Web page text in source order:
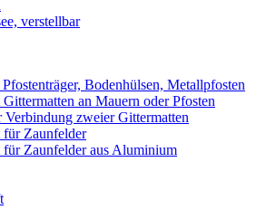
verstellbar
Bodenhülsen, Metallpfosten
an Mauern oder Pfosten
zweier Gittermatten
für Zaunfelder
für Zaunfelder aus Aluminium